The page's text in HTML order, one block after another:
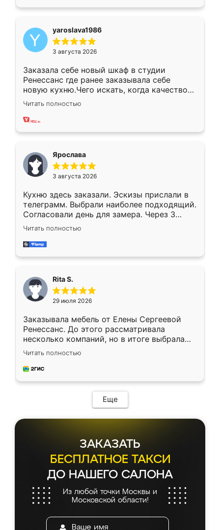
yaroslava1986
3 августа 2026
Заказала себе новый шкаф в студии
Ренессанс где ранее заказывала себе
новую кухню.Чего искать, когда качеством
вполне довольна. Служит кухня уже почти
два года, нареканий нет.
Читать полностью
Ярослава
3 августа 2026
Кухню здесь заказали. Эскизы прислали в
телеграмм. Выбрали наиболее подходящий.
Согласовали день для замера. Через 3
недели кухня была уже готова. Остались
довольны работой. Спасибо Ренессанс
мебель за качественную работу!
Читать полностью
Rita S.
29 июля 2026
Заказывала мебель от Елены Сергеевой
Ренессанс. До этого рассматривала
несколько компаний, но в итоге выбрала
эту. Сначала обговорили условия, потом
приехал замерщик, всё спокойно объяснил
и снял размеры. Изготовили в срок, с
мебель сразу встала на свое место без
каких-либо доработок. Качеством осталась
довольна, все выглядит так, как и ожидала.
Читать полностью
Еще
ЗАКАЗАТЬ
БЕСПЛАТНОЕ ТАКСИ
ДО НАШЕГО САЛОНА
Из любой точки Москвы и
Московской области!